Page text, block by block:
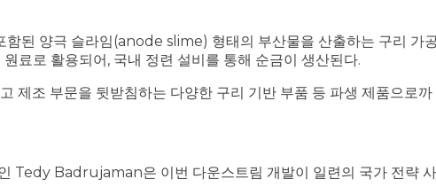
함된 양극 슬라임(anode slime) 형태의 부산물을 산출하는 구리 가
료로 활용되어, 국내 정련 설비를 통해 순금이 생산된다.
제조 부문을 뒷받침하는 다양한 구리 기반 부품 등 파생 제품으로까
Tedy Badrujaman은 이번 다운스트림 개발이 일련의 국가 전략 사